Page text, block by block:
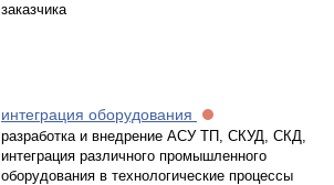
заказчика
интеграция оборудования
разработка и внедрение АСУ ТП, СКУД, СКД,
интеграция различного промышленного
оборудования в технологические процессы